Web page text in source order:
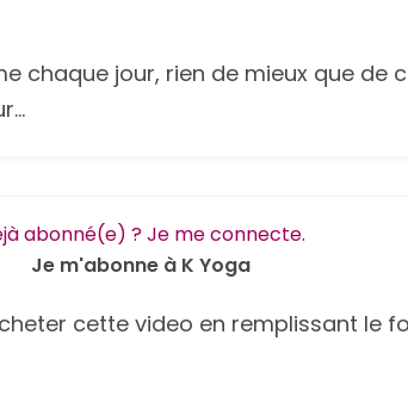
chaque jour, rien de mieux que de
abonné(e) ? Je me connecte.
Je m'abonne à K Yoga
cette video en remplissant le